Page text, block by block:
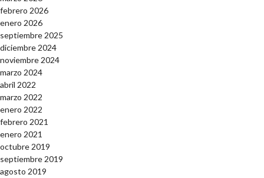
febrero 2026
enero 2026
septiembre 2025
diciembre 2024
noviembre 2024
marzo 2024
abril 2022
marzo 2022
enero 2022
febrero 2021
enero 2021
octubre 2019
septiembre 2019
agosto 2019